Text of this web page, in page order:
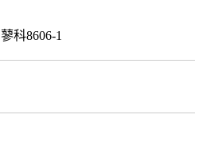
科8606-1